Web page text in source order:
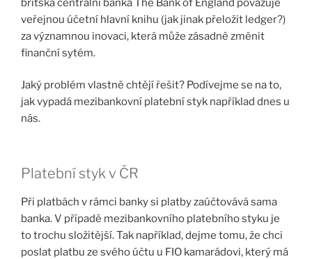
britská centrální banka The Bank of England považuje
veřejnou účetní hlavní knihu (jak jinak přeložit ledger?)
za významnou inovaci, která může zásadně změnit
finanční sytém.
Jaký problém vlastně chtějí řešit? Podívejme se na to,
jak vypadá mezibankovní platební styk například dnes u
nás.
Platební styk v ČR
Při platbách v rámci banky si platby zaúčtovává sama
banka. V případě mezibankovního platebního styku je
to trochu složitější. Tak například, dejme tomu, že chci
poslat platbu ze svého účtu u FIO kamarádovi, který má